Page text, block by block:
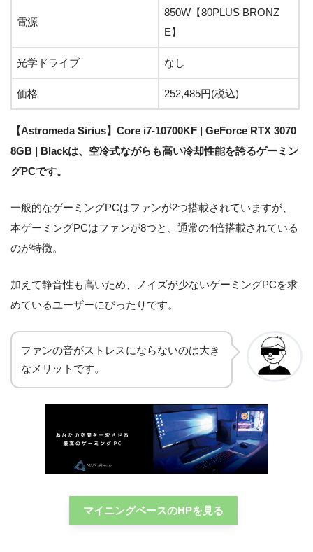
電源
850W【80PLUS BRONZ
E】
光学ドライブ なし
価格 252,485円(税込)
【Astromeda Sirius】Core i7-10700KF | GeForce RTX 3070
8GB | Blackは、空冷式ながらも高い冷却性能を誇るゲーミン
グPCです。
一般的なゲーミングPCはファンが2つ搭載されていますが、
本ゲーミングPCはファンが8つと、通常の4倍搭載されている
のが特徴。
加えて静音性も高いため、ノイズが少ないゲーミングPCを求
めているユーザーにぴったりです。
ファンの音がストレスにならないのは大き
なメリットです。
マイニングベースのHPを見る